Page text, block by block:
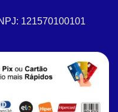
121570100101